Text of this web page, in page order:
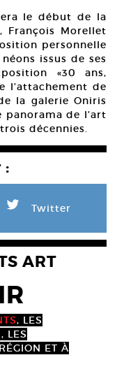
le début de la
François Morellet
personnelle
issus de ses
«30 ans,
l’attachement de
la galerie Oniris
panorama de l’art
décennies.
:
L Twitter
ART
, LES
, LES
ET À